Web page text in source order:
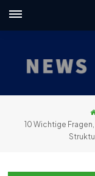
10 Wichtige